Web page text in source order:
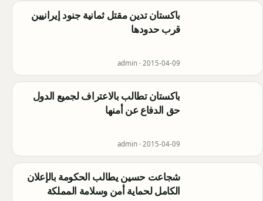
باكستان تدين مقتل ثمانية جنود إيرانيين
قرب حدودها
admin · 2015-04-09
باكستان تطالب بالاعتراف لجميع الدول
حق الدفاع عن أمنها
admin · 2015-04-09
شجاعت حسين يطالب الحكومة بالإعلان
الكامل لحماية أمن وسلامة المملكة